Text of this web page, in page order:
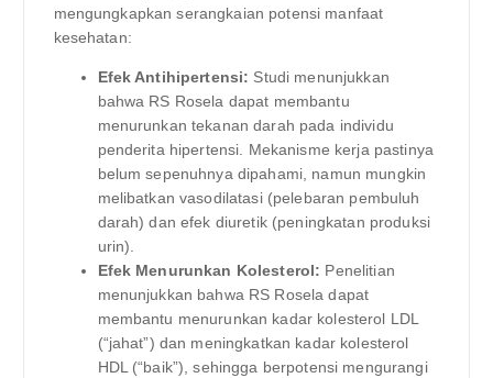
mengungkapkan serangkaian potensi manfaat
kesehatan:
Efek Antihipertensi: Studi menunjukkan
bahwa RS Rosela dapat membantu
menurunkan tekanan darah pada individu
penderita hipertensi. Mekanisme kerja pastinya
belum sepenuhnya dipahami, namun mungkin
melibatkan vasodilatasi (pelebaran pembuluh
darah) dan efek diuretik (peningkatan produksi
urin).
Efek Menurunkan Kolesterol: Penelitian
menunjukkan bahwa RS Rosela dapat
membantu menurunkan kadar kolesterol LDL
(“jahat”) dan meningkatkan kadar kolesterol
HDL (“baik”), sehingga berpotensi mengurangi